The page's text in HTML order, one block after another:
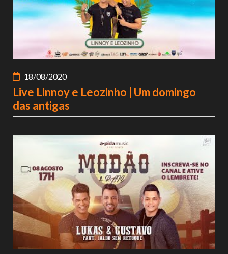
18/08/2020
Live Linnoy e Leozinho | Um domingo
das antigas